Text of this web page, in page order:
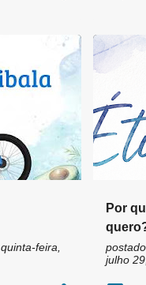
quinta-feira,
Por
julho